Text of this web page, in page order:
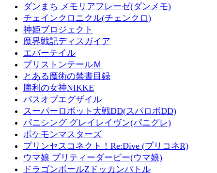
ダンまち メモリアフレーゼ(ダンメモ)
チェインクロニクル(チェンクロ)
神姫プロジェクト
魔界戦記ディスガイア
エバーテイル
プリストンテールＭ
とある魔術の禁書目録
勝利の女神NIKKE
パスオブエグザイル
スーパーロボット大戦DD(スパロボDD)
パニシング グレイレイヴン(パニグレ)
ポケモンマスターズ
プリンセスコネクト！Re:Dive (プリコネR)
ウマ娘 プリティーダービー(ウマ娘)
ドラゴンボールZドッカンバトル